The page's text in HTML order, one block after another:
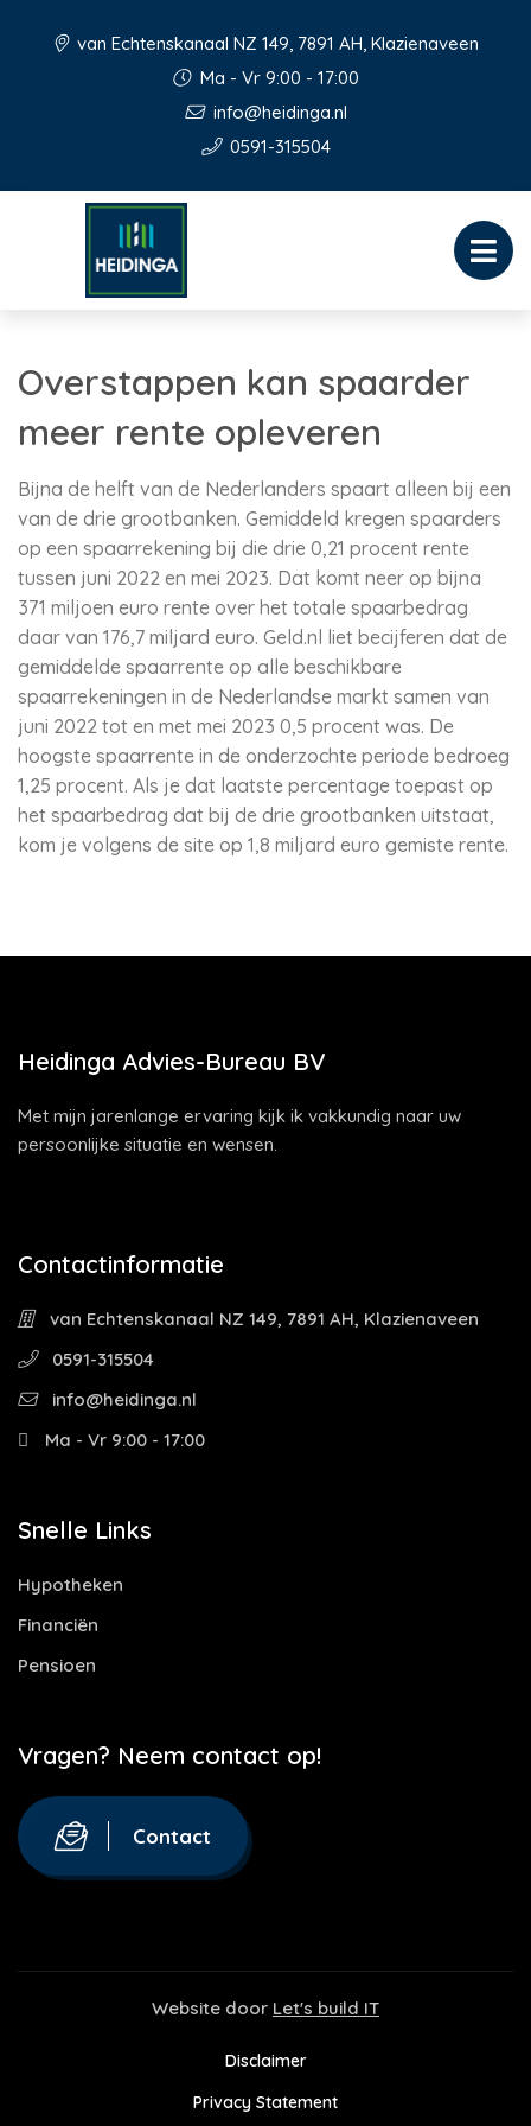
van Echtenskanaal NZ 149, 7891 AH, Klazienaveen
Ma - Vr 9:00 - 17:00
info@heidinga.nl
0591-315504
Overstappen kan spaarder
meer rente opleveren
Bijna de helft van de Nederlanders spaart alleen bij een
van de drie grootbanken. Gemiddeld kregen spaarders
op een spaarrekening bij die drie 0,21 procent rente
tussen juni 2022 en mei 2023. Dat komt neer op bijna
371 miljoen euro rente over het totale spaarbedrag
daar van 176,7 miljard euro. Geld.nl liet becijferen dat de
gemiddelde spaarrente op alle beschikbare
spaarrekeningen in de Nederlandse markt samen van
juni 2022 tot en met mei 2023 0,5 procent was. De
hoogste spaarrente in de onderzochte periode bedroeg
1,25 procent. Als je dat laatste percentage toepast op
het spaarbedrag dat bij de drie grootbanken uitstaat,
kom je volgens de site op 1,8 miljard euro gemiste rente.
Heidinga Advies-Bureau BV
Met mijn jarenlange ervaring kijk ik vakkundig naar uw
persoonlijke situatie en wensen.
Contactinformatie
van Echtenskanaal NZ 149, 7891 AH, Klazienaveen
0591-315504
info@heidinga.nl
Ma - Vr 9:00 - 17:00
Snelle Links
Hypotheken
Financiën
Pensioen
Vragen? Neem contact op!
Contact
Website door Let's build IT
Disclaimer
Privacy Statement